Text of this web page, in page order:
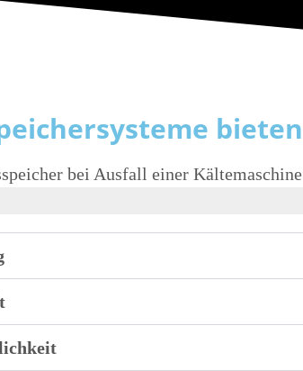
bei Ausfall einer Kältemaschine